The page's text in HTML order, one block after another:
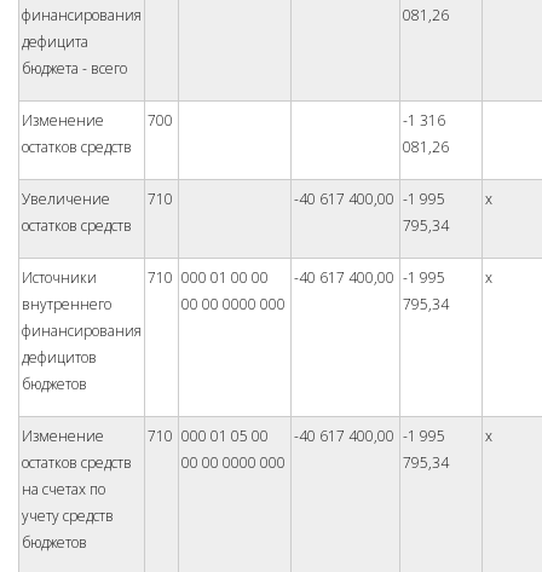
финансирования
дефицита
бюджета - всего
081,26
Изменение
остатков средств
700
-1 316
081,26
Увеличение
остатков средств
710 -40 617 400,00 -1 995
795,34
x
Источники
внутреннего
финансирования
дефицитов
бюджетов
710 000 01 00 00
00 00 0000 000
-40 617 400,00 -1 995
795,34
x
Изменение
остатков средств
на счетах по
учету средств
бюджетов
710 000 01 05 00
00 00 0000 000
-40 617 400,00 -1 995
795,34
x